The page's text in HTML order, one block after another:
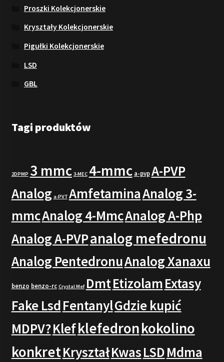
Proszki Kolekcjonerskie
Kryształy Kolekcjonerskie
Pigułki Kolekcjonerskie
LSD
GBL
Tagi produktów
2DPMP 3 mmc 3-MEC 4-mmc a-pvp A-PVP
Analog a-PVT AmfetaminaAnalog 3-
mmcAnalog 4-MmcAnalog A-Php
Analog A-PVPanalog mefedronu
Analog PentedronuAnalog Xanaxu
benzo benzo-rc Crystal Mef DmtEtizolamExtasy
Fake LsdFentanylGdzie kupić
MDPV?Klefklefedronkokolino
konkretKryształKwasLSDMdma